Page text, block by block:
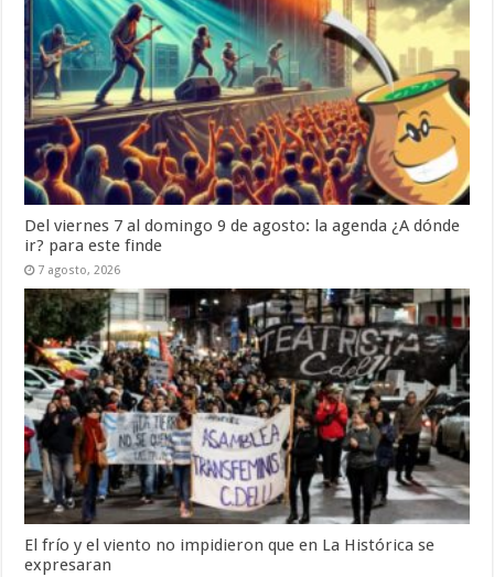
Del viernes 7 al domingo 9 de agosto: la agenda ¿A dónde
ir? para este finde
7 agosto, 2026
El frío y el viento no impidieron que en La Histórica se
expresaran